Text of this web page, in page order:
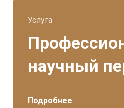
Услуга
научный
Подробнее